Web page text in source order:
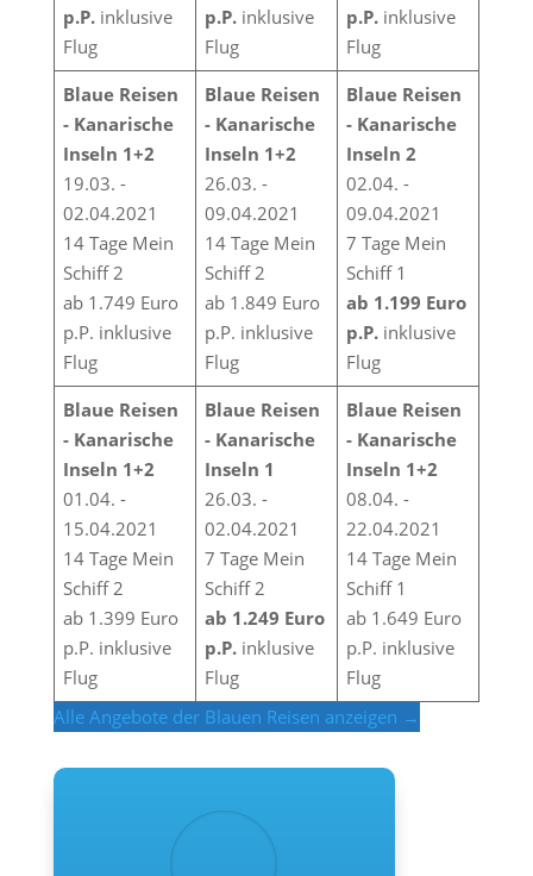
p.P. inklusive
Flug
p.P. inklusive
Flug
p.P. inklusive
Flug
Blaue Reisen
- Kanarische
Inseln 1+2
19.03. -
02.04.2021
14 Tage Mein
Schiff 2
ab 1.749 Euro
p.P. inklusive
Flug
Blaue Reisen
- Kanarische
Inseln 1+2
26.03. -
09.04.2021
14 Tage Mein
Schiff 2
ab 1.849 Euro
p.P. inklusive
Flug
Blaue Reisen
- Kanarische
Inseln 2
02.04. -
09.04.2021
7 Tage Mein
Schiff 1
ab 1.199 Euro
p.P. inklusive
Flug
Blaue Reisen
- Kanarische
Inseln 1+2
01.04. -
15.04.2021
14 Tage Mein
Schiff 2
ab 1.399 Euro
p.P. inklusive
Flug
Blaue Reisen
- Kanarische
Inseln 1
26.03. -
02.04.2021
7 Tage Mein
Schiff 2
ab 1.249 Euro
p.P. inklusive
Flug
Blaue Reisen
- Kanarische
Inseln 1+2
08.04. -
22.04.2021
14 Tage Mein
Schiff 1
ab 1.649 Euro
p.P. inklusive
Flug
Alle Angebote der Blauen Reisen anzeigen →